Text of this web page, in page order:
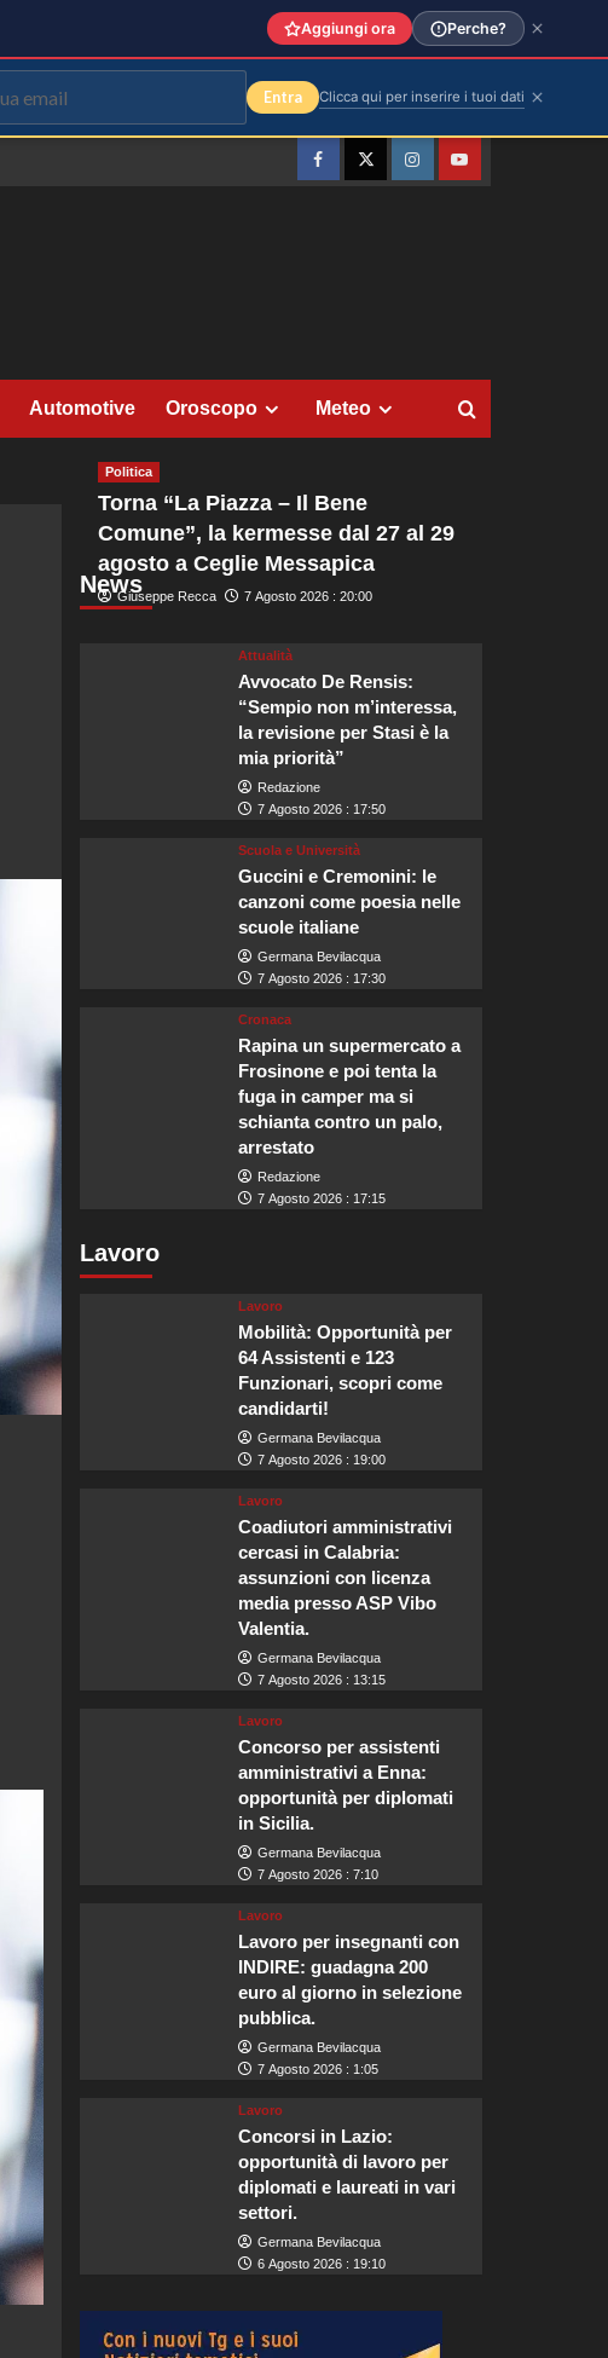
FacebookTwitterInstagramYouTube
Automotive Oroscopo Meteo
News
Politica
Torna “La Piazza – Il Bene
Comune”, la kermesse dal 27 al 29
agosto a Ceglie Messapica
Giuseppe Recca 7 Agosto 2026 : 20:00
Attualità
Avvocato De Rensis:
“Sempio non m’interessa,
la revisione per Stasi è la
mia priorità”
Redazione
7 Agosto 2026 : 17:50
Scuola e Università
Guccini e Cremonini: le
canzoni come poesia nelle
scuole italiane
Germana Bevilacqua
7 Agosto 2026 : 17:30
Cronaca
Rapina un supermercato a
Frosinone e poi tenta la
fuga in camper ma si
schianta contro un palo,
arrestato
Redazione
7 Agosto 2026 : 17:15
Lavoro
Lavoro
Mobilità: Opportunità per
64 Assistenti e 123
Funzionari, scopri come
candidarti!
Germana Bevilacqua
7 Agosto 2026 : 19:00
Lavoro
Coadiutori amministrativi
cercasi in Calabria:
assunzioni con licenza
media presso ASP Vibo
Valentia.
Germana Bevilacqua
7 Agosto 2026 : 13:15
Lavoro
Concorso per assistenti
amministrativi a Enna:
opportunità per diplomati
in Sicilia.
Germana Bevilacqua
7 Agosto 2026 : 7:10
Lavoro
Lavoro per insegnanti con
INDIRE: guadagna 200
euro al giorno in selezione
pubblica.
Germana Bevilacqua
7 Agosto 2026 : 1:05
Lavoro
Concorsi in Lazio:
opportunità di lavoro per
diplomati e laureati in vari
settori.
Germana Bevilacqua
6 Agosto 2026 : 19:10
Aggiungi ora Perche?
Entra Clicca qui per inserire i tuoi dati